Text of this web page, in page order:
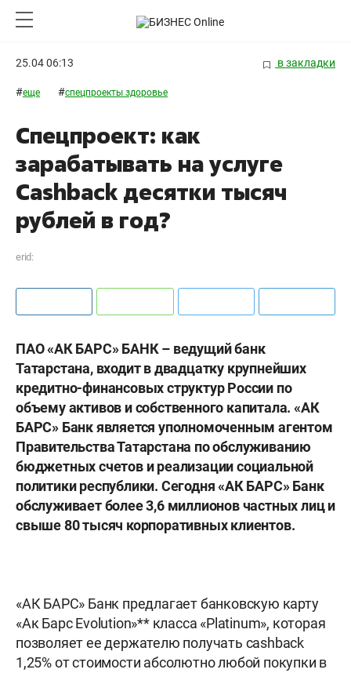
25.04 06:13 в закладки
#еще #спецпроекты здоровье
Спецпроект: как
зарабатывать на услуге
Cashback десятки тысяч
рублей в год?
erid:
ПАО «АК БАРС» БАНК – ведущий банк
Татарстана, входит в двадцатку крупнейших
кредитно-финансовых структур России по
объему активов и собственного капитала. «АК
БАРС» Банк является уполномоченным агентом
Правительства Татарстана по обслуживанию
бюджетных счетов и реализации социальной
политики республики. Сегодня «АК БАРС» Банк
обслуживает более 3,6 миллионов частных лиц и
свыше 80 тысяч корпоративных клиентов.
«АК БАРС» Банк предлагает банковскую карту
«Ак Барс Evolution»** класса «Plаtinum», которая
позволяет ее держателю получать cashback
1,25% от стоимости абсолютно любой покупки в